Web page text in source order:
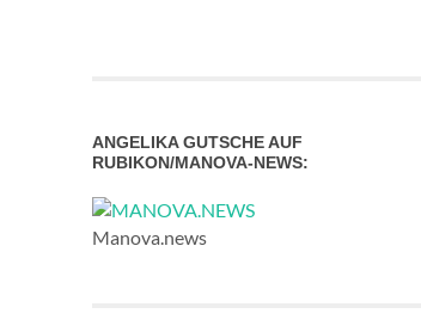
ANGELIKA GUTSCHE AUF
RUBIKON/MANOVA-NEWS:
Manova.news